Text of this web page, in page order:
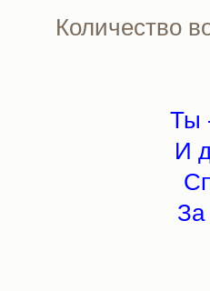
Количество
Ты
И
За